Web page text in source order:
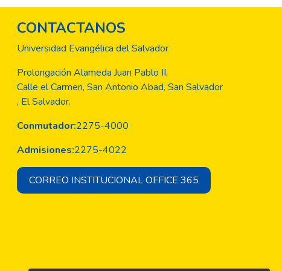
CONTACTANOS
Universidad Evangélica del Salvador
Prolongación Alameda Juan Pablo II,
Calle el Carmen, San Antonio Abad, San Salvador
, El Salvador.
Conmutador:2275-4000
Admisiones:2275-4022
CORREO INSTITUCIONAL OFFICE 365